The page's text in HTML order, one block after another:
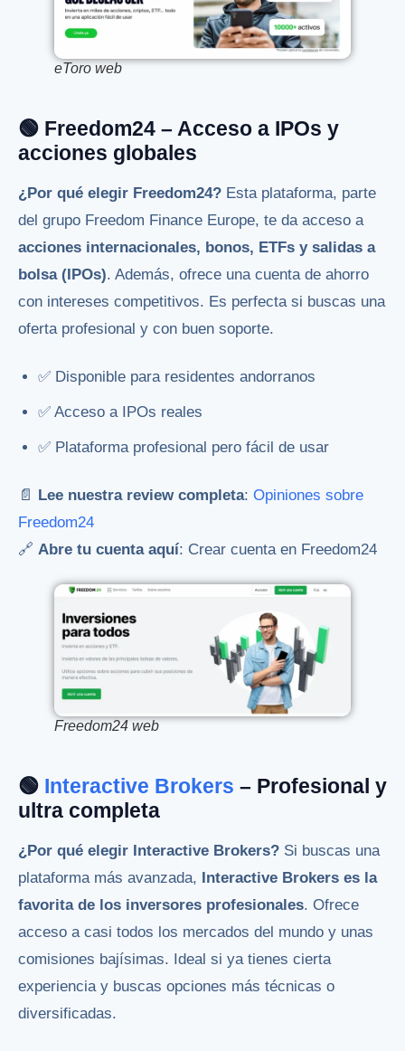
eToro web
🟢 Freedom24 – Acceso a IPOs y
acciones globales
¿Por qué elegir Freedom24? Esta plataforma, parte
del grupo Freedom Finance Europe, te da acceso a
acciones internacionales, bonos, ETFs y salidas a
bolsa (IPOs). Además, ofrece una cuenta de ahorro
con intereses competitivos. Es perfecta si buscas una
oferta profesional y con buen soporte.
✅ Disponible para residentes andorranos
✅ Acceso a IPOs reales
✅ Plataforma profesional pero fácil de usar
📄 Lee nuestra review completa: Opiniones sobre
Freedom24
🔗 Abre tu cuenta aquí: Crear cuenta en Freedom24
Freedom24 web
🟢 Interactive Brokers – Profesional y
ultra completa
¿Por qué elegir Interactive Brokers? Si buscas una
plataforma más avanzada, Interactive Brokers es la
favorita de los inversores profesionales. Ofrece
acceso a casi todos los mercados del mundo y unas
comisiones bajísimas. Ideal si ya tienes cierta
experiencia y buscas opciones más técnicas o
diversificadas.